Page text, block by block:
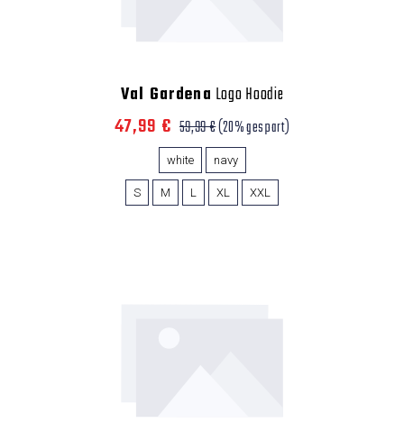
Val Gardena Logo Hoodie
47,99 € 59,99 €(20% gespart)
white navy
S M L XL XXL